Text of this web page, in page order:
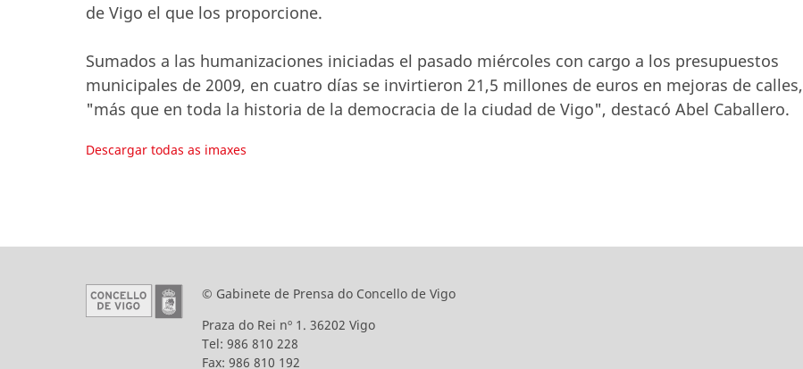
de Vigo el que los proporcione.
Sumados a las humanizaciones iniciadas el pasado miércoles con cargo a los presupuestos
municipales de 2009, en cuatro días se invirtieron 21,5 millones de euros en mejoras de calles,
"más que en toda la historia de la democracia de la ciudad de Vigo", destacó Abel Caballero.
Descargar todas as imaxes
© Gabinete de Prensa do Concello de Vigo
Praza do Rei nº 1. 36202 Vigo
Tel: 986 810 228
Fax: 986 810 192